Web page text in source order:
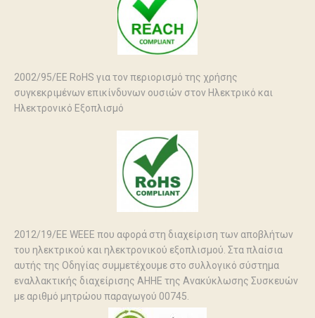
2002/95/ΕΕ RoHS για τον περιορισμό της χρήσης
συγκεκριμένων επικίνδυνων ουσιών στον Ηλεκτρικό και
Ηλεκτρονικό Εξοπλισμό
2012/19/ΕΕ WEEE που αφορά στη διαχείριση των αποβλήτων
του ηλεκτρικού και ηλεκτρονικού εξοπλισμού. Στα πλαίσια
αυτής της Οδηγίας συμμετέχουμε στο συλλογικό σύστημα
εναλλακτικής διαχείρισης ΑΗΗΕ της Ανακύκλωσης Συσκευών
με αριθμό μητρώου παραγωγού 00745.